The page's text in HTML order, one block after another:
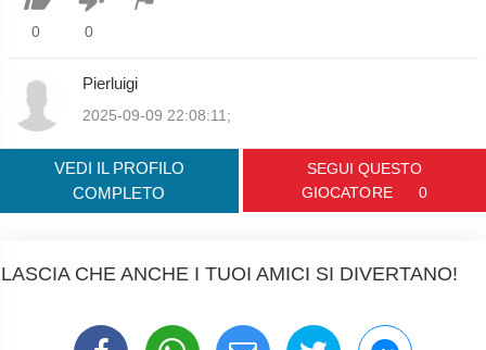
0 0
Pierluigi
2025-09-09 22:08:11;
VEDI IL PROFILO
COMPLETO
SEGUI QUESTO
GIOCATORE
0
LASCIA CHE ANCHE I TUOI AMICI SI DIVERTANO!